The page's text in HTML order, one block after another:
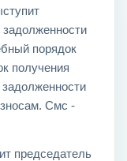
задолженности
порядок
получения
задолженности
Смс -
председатель